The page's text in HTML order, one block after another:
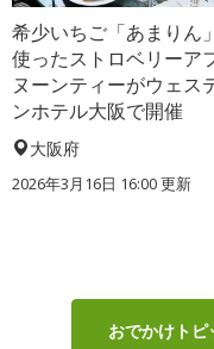
希少いちご「あまりん
使ったストロベリーア
ヌーンティーがウェス
ンホテル大阪で開催
大阪府
2026年3月16日 16:00 更新
おでかけト